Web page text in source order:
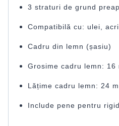
3 straturi de grund
Compatibilă cu: ulei,
Cadru din lemn (șasiu)
Grosime cadru lemn: 16
Lățime cadru lemn: 24
Include pene pentru